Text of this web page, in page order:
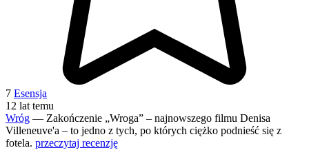
7 Esensja
12 lat temu
Wróg — Zakończenie „Wroga” – najnowszego filmu Denisa
Villeneuve'a – to jedno z tych, po których ciężko podnieść się z
fotela. przeczytaj recenzję